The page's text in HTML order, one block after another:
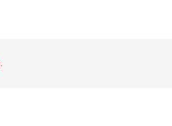
.